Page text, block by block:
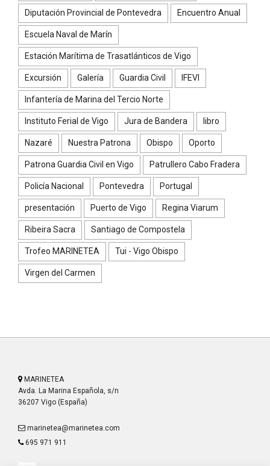
Diputación Provincial de Pontevedra Encuentro Anual
Escuela Naval de Marín
Estación Marítima de Trasatlánticos de Vigo
Excursión Galería Guardia Civil IFEVI
Infantería de Marina del Tercio Norte
Instituto Ferial de Vigo Jura de Bandera libro
Nazaré Nuestra Patrona Obispo Oporto
Patrona Guardia Civil en Vigo Patrullero Cabo Fradera
Policía Nacional Pontevedra Portugal
presentación Puerto de Vigo Regina Viarum
Ribeira Sacra Santiago de Compostela
Trofeo MARINETEA Tui - Vigo Obispo
Virgen del Carmen
MARINETEA
Avda. La Marina Española, s/n
36207 Vigo (España)
marinetea@marinetea.com
695 971 911